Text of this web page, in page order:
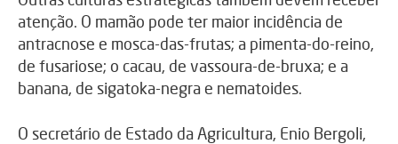
atenção. O mamão pode ter maior incidência de
antracnose e mosca-das-frutas; a pimenta-do-reino,
de fusariose; o cacau, de vassoura-de-bruxa; e a
banana, de sigatoka-negra e nematoides.
O secretário de Estado da Agricultura, Enio Bergoli,